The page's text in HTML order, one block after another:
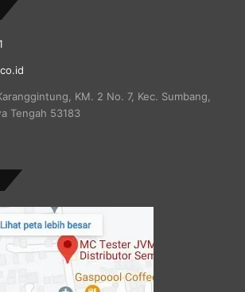
KM. 2 No. 7, Kec. Sumbang,
Tengah 53183